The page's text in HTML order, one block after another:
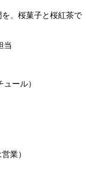
、桜菓子と桜紅茶で
当
ール）
業）